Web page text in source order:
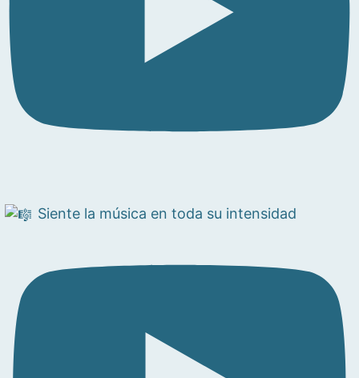
Siente la música en toda su intensidad